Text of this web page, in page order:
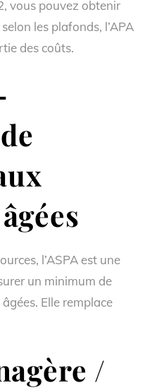
vous pouvez obtenir
les plafonds, l’APA
des coûts.
l’ASPA est une
un minimum de
Elle remplace
/